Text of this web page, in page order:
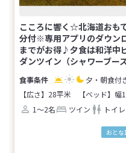
こころに響く☆北海道お
分付※専用アプリのダウン
までがお得♪夕食は和洋中
ダンツイン（シャワーブー
夕・朝食付
【広さ】28平米
【ベッド】
1～2名
ツイン トイレ
おとな